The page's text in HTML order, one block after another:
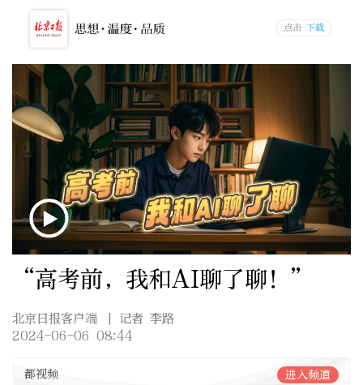
“高考前，我和AI聊了聊！”
北京日报客户端
| 记者 李路
2024-06-06 08:44
都视频 进入频道